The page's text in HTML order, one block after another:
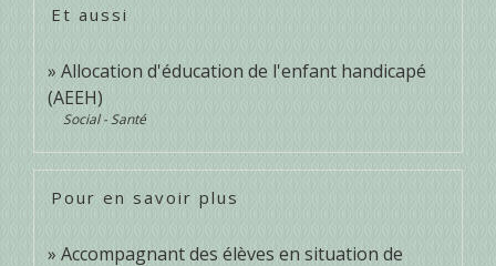
Et aussi
Allocation d'éducation de l'enfant handicapé
(AEEH)
Social - Santé
Pour en savoir plus
Accompagnant des élèves en situation de